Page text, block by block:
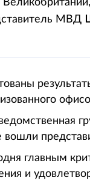
МВД
главным
и